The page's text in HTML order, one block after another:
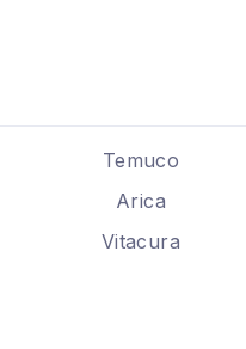
Temuco
Arica
Vitacura